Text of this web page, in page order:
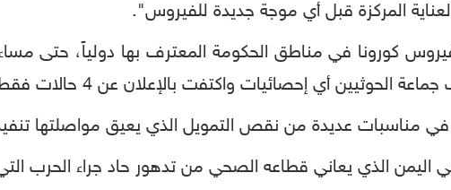
المركزة قبل أي موجة جديدة للفيروس".
مناسبات عديدة من نقص التمويل الذي يعيق مواصلتها
اليمن الذي يعاني قطاعه الصحي من تدهور حاد جراء الحرب